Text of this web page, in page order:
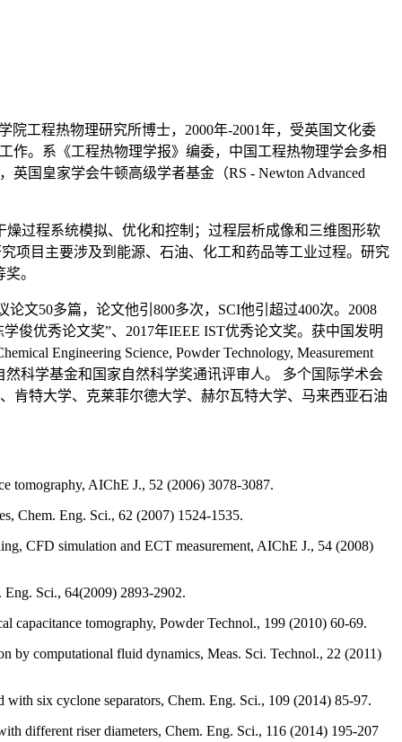
院工程热物理研究所博士，2000年-2001年，受英国文化委
作。系《工程热物理学报》编委，中国工程热物理学会多相
国皇家学会牛顿高级学者基金（RS - Newton Advanced
过程系统模拟、优化和控制；过程层析成像和三维图形软
项目主要涉及到能源、石油、化工和药品等工业过程。研究
。
论文50多篇，论文他引800多次，SCI他引超过400次。2008
俊优秀论文奖”、2017年IEEE IST优秀论文奖。获中国发明
Engineering Science, Powder Technology, Measurement
自然科学基金和国家自然科学奖通讯评审人。 多个国际学术会
肯特大学、克莱菲尔德大学、赫尔瓦特大学、马来西亚石油
tomography, AIChE J., 52 (2006) 3078-3087.
Chem. Eng. Sci., 62 (2007) 1524-1535.
CFD simulation and ECT measurement, AIChE J., 54 (2008)
Sci., 64(2009) 2893-2902.
capacitance tomography, Powder Technol., 199 (2010) 60-69.
by computational fluid dynamics, Meas. Sci. Technol., 22 (2011)
six cyclone separators, Chem. Eng. Sci., 109 (2014) 85-97.
different riser diameters, Chem. Eng. Sci., 116 (2014) 195-207